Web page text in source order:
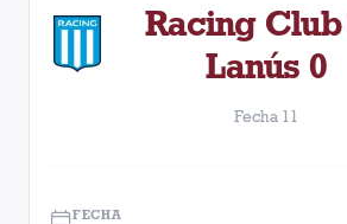
Racing Club
Lanús 0
Fecha 11
FECHA